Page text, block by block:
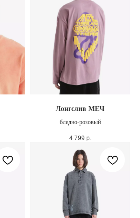
Лонгслив МЕЧ
бледно-розовый
4 799 р.